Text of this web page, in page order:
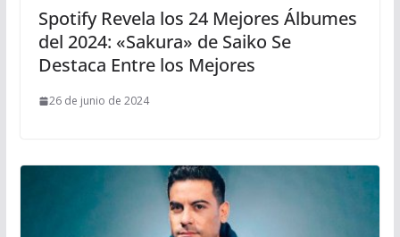
Spotify Revela los 24 Mejores Álbumes
del 2024: «Sakura» de Saiko Se
Destaca Entre los Mejores
26 de junio de 2024